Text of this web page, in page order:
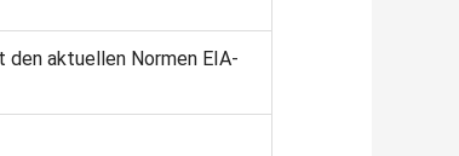
den aktuellen Normen EIA-